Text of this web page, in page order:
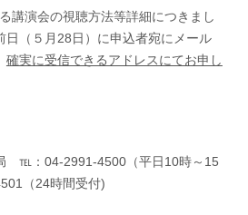
講演会の視聴方法等詳細につきまし
日（５月28日）に申込者宛にメール
確実に受信できるアドレスにてお申し
℡：04-2991-4500（平日10時～15
（24時間受付)